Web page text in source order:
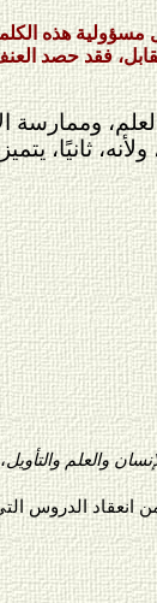
هذه
فقد حصد
وممارسة
ثانيًا،
والعلم والتأويل
انعقاد